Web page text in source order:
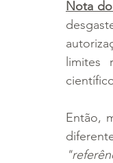
Nota
limites
Então,